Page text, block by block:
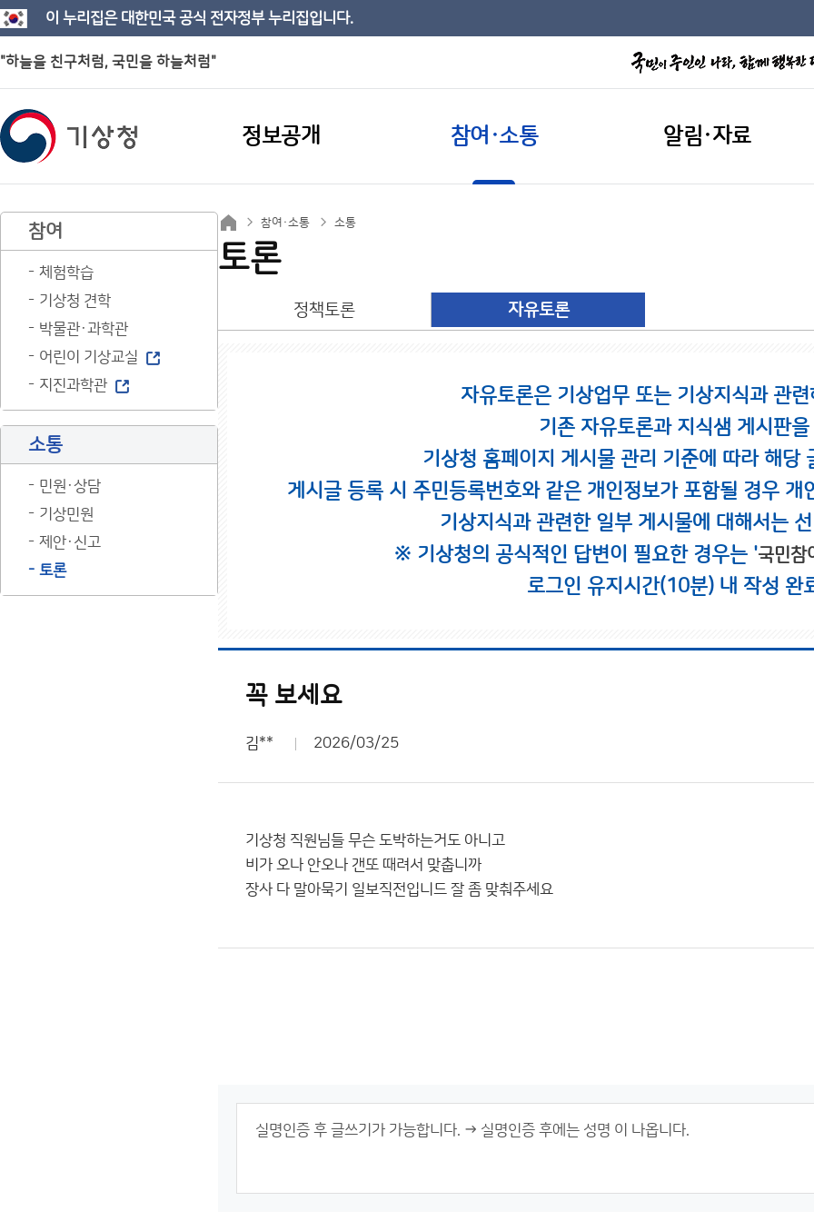
이 누리집은 대한민국 공식 전자정부 누리집입니다.
"하늘을 친구처럼, 국민을 하늘처럼"
정보공개 참여·소통 알림·자료
참여
체험학습
기상청 견학
박물관·과학관
어린이 기상교실
지진과학관
소통
민원·상담
기상민원
제안·신고
토론
참여·소통 소통
토론
정책토론 자유토론
자유토론은 기상업무 또는 기상지식과 관
기존 자유토론과 지식샘 게시판
기상청 홈페이지 게시물 관리 기준에 따라 해당
게시글 등록 시 주민등록번호와 같은 개인정보가 포함될 경우
기상지식과 관련한 일부 게시물에 대해서는
※ 기상청의 공식적인 답변이 필요한 경우는 '국민참
로그인 유지시간(10분) 내 작성 완
꼭 보세요
김** 2026/03/25
기상청 직원님들 무슨 도박하는거도 아니고
비가 오나 안오나 갠또 때려서 맞춥니까
장사 다 말아묵기 일보직전입니드 잘 좀 맞춰주세요